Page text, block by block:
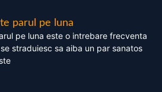
parul pe luna
pe luna este o intrebare frecventa
straduiesc sa aiba un par sanatos